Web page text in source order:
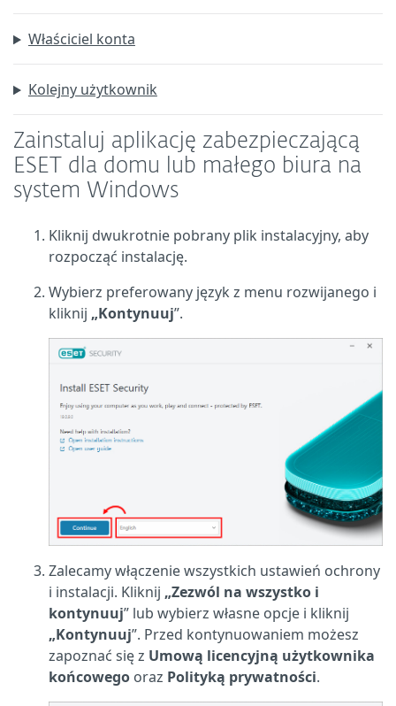
Właściciel konta
Kolejny użytkownik
Zainstaluj aplikację zabezpieczającą
ESET dla domu lub małego biura na
system Windows
Kliknij dwukrotnie pobrany plik instalacyjny, aby
rozpocząć instalację.
Wybierz preferowany język z menu rozwijanego i
kliknij „Kontynuuj”.
Zalecamy włączenie wszystkich ustawień ochrony
i instalacji. Kliknij „Zezwól na wszystko i
kontynuuj” lub wybierz własne opcje i kliknij
„Kontynuuj”. Przed kontynuowaniem możesz
zapoznać się z Umową licencyjną użytkownika
końcowego oraz Polityką prywatności.